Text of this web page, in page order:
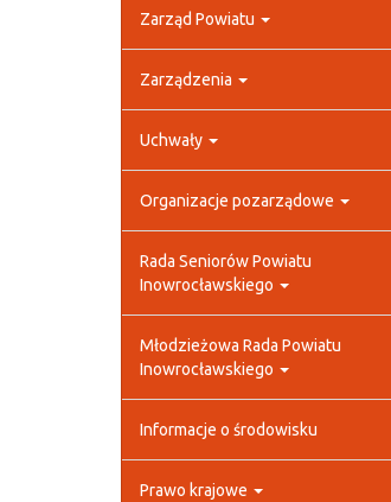
Zarząd Powiatu
Zarządzenia
Uchwały
Organizacje pozarządowe
Rada Seniorów Powiatu
Inowrocławskiego
Młodzieżowa Rada Powiatu
Inowrocławskiego
Informacje o środowisku
Prawo krajowe